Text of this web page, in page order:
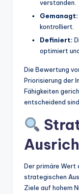
verstanden.
Gemanagt:
kontrolliert.
Definiert:
optimiert
Die Bewertung
Priorisierung der
Fähigkeiten
entscheidend
Der primäre
strategischen
Ziele auf hohem